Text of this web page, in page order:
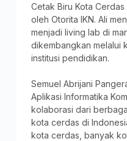
Cetak Biru Kota
oleh Otorita IKN. Ali
menjadi living lab di
dikembangkan melalui
institusi pendidikan.
Semuel Abrijani
Aplikasi Informatika
kolaborasi dari
kota cerdas di
kota cerdas, banyak